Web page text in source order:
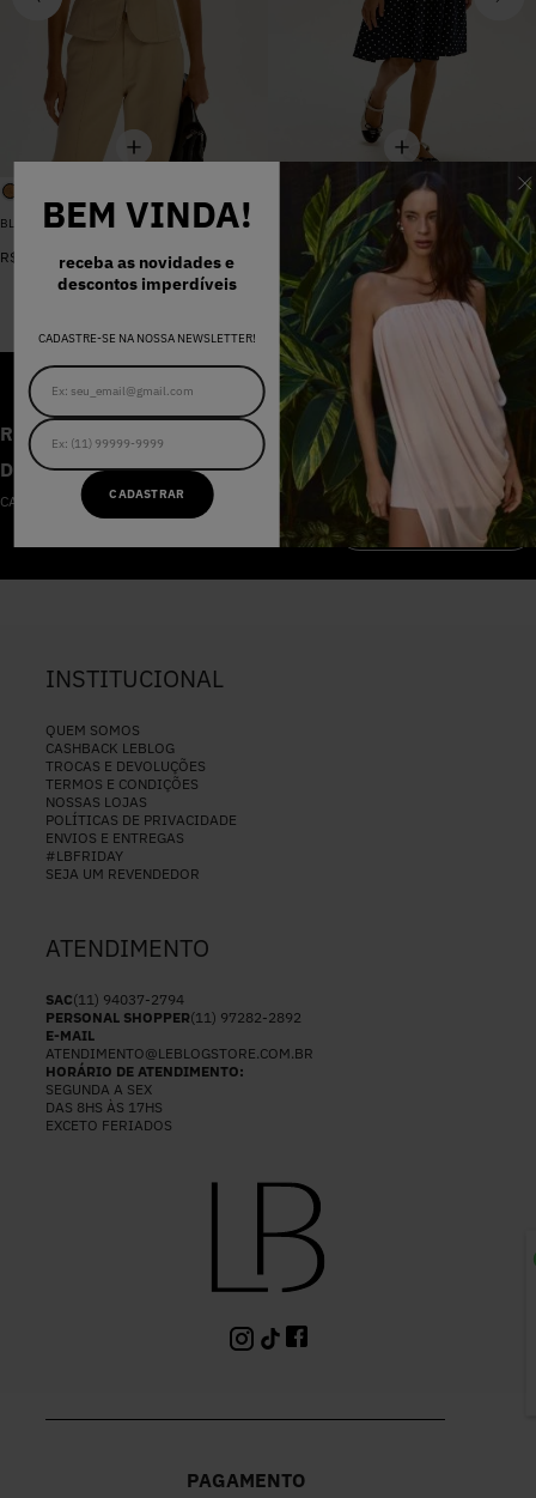
BEM VINDA!
receba as novidades e
descontos imperdíveis
CADASTRE-SE NA NOSSA NEWSLETTER!
CADASTRAR
BLUSA SARJA LARA PEROLA
R$ 00
VESTIDO MADALENA AZUL MARINHO DOT
R$ 398 00
R$ 159,20
RECEBA AS NOVIDADES E
DESCONTOS IMPERDÍVEIS
CADASTRE-SE NA NOSSA NEWSLETTER
CADASTRAR
INSTITUCIONAL
QUEM SOMOS
CASHBACK LEBLOG
TROCAS E DEVOLUÇÕES
TERMOS E CONDIÇÕES
NOSSAS LOJAS
POLÍTICAS DE PRIVACIDADE
ENVIOS E ENTREGAS
#LBFRIDAY
SEJA UM REVENDEDOR
ATENDIMENTO
SAC(11) 94037-2794
PERSONAL SHOPPER(11) 97282-2892
E-MAIL
ATENDIMENTO@LEBLOGSTORE.COM.BR
HORÁRIO DE ATENDIMENTO:
SEGUNDA A SEX
DAS 8HS ÀS 17HS
EXCETO FERIADOS
PAGAMENTO